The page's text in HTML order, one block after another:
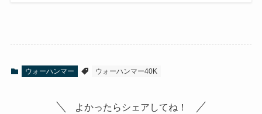
ウォーハンマー ウォーハンマー40K
よかったらシェアしてね！